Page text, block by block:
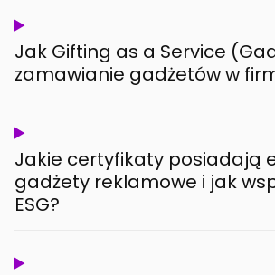
Jak Gifting as a Service
zamawianie gadżetów w
Jakie certyfikaty posiadają
gadżety reklamowe i jak
ESG?